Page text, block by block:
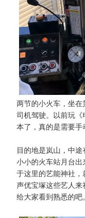
两节的小火车，坐
司机驾驶。以前玩
本了，真的是需要手
目的地是岚山，中
小小的火车站月台
于这里的艺能神社
声优宝塚这些艺人
给大家看到熟悉的吧。